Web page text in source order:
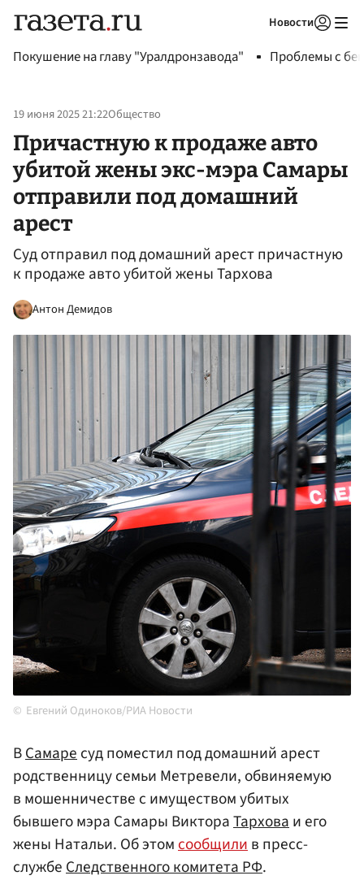
Новости
Покушение на главу "Уралдронзавода" Проблемы с
19 июня 2025 21:22Общество
Причастную к продаже авто
убитой жены экс-мэра Самары
отправили под домашний
арест
Суд отправил под домашний арест причастную
к продаже авто убитой жены Тархова
Антон Демидов
Евгений Одиноков/РИА Новости
ВСамаресуд поместил под домашний арест
родственницу семьи Метревели, обвиняемую
в мошенничестве с имуществом убитых
бывшего мэра Самары ВиктораТарховаи его
жены Натальи. Об этомсообщилив пресс-
службеСледственного комитета РФ.